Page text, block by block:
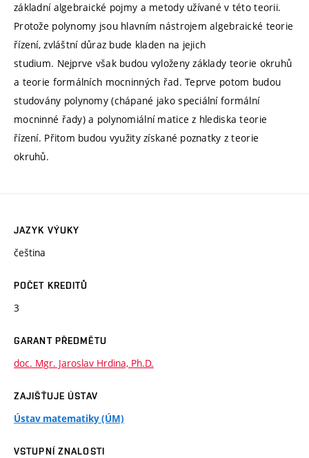
základní algebraické pojmy a metody užívané v této teorii.
Protože polynomy jsou hlavním nástrojem algebraické teorie
řízení, zvláštní důraz bude kladen na jejich
studium. Nejprve však budou vyloženy základy teorie okruhů
a teorie formálních mocninných řad. Teprve potom budou
studovány polynomy (chápané jako speciální formální
mocninné řady) a polynomiální matice z hlediska teorie
řízení. Přitom budou využity získané poznatky z teorie
okruhů.
JAZYK VÝUKY
čeština
POČET KREDITŮ
3
GARANT PŘEDMĚTU
doc. Mgr. Jaroslav Hrdina, Ph.D.
ZAJIŠŤUJE ÚSTAV
Ústav matematiky (ÚM)
VSTUPNÍ ZNALOSTI